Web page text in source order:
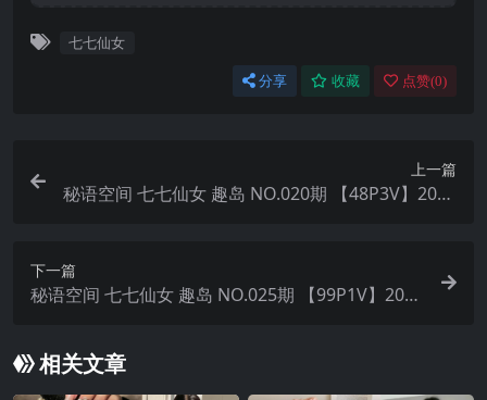
七七仙女
分享 收藏 点赞(0)
上一篇
秘语空间 七七仙女 趣岛 NO.020期 【48P3V】2025
下一篇
秘语空间 七七仙女 趣岛 NO.025期 【99P1V】2025
相关文章